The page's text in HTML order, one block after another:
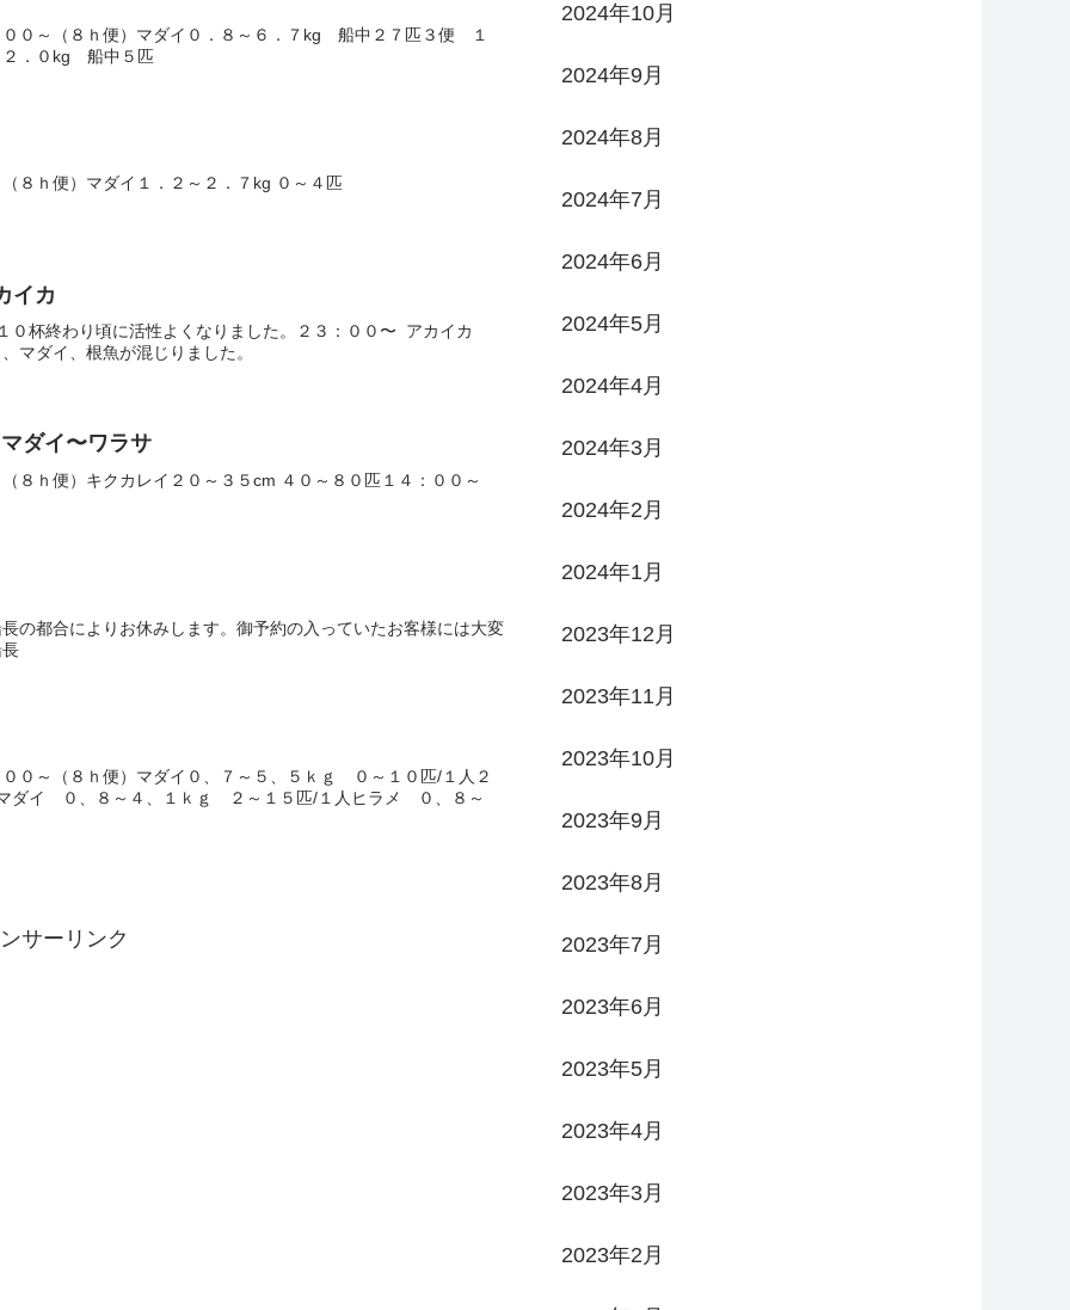
０～（８ｈ便）マダイ０．８～６．７kg 船中２７匹３便 １
．０kg 船中５匹
８ｈ便）マダイ１．２～２．７kg ０～４匹
イカ
０杯終わり頃に活性よくなりました。２３：００〜 アカイカ
マダイ、根魚が混じりました。
ダイ〜ワラサ
８ｈ便）キクカレイ２０～３５cm ４０～８０匹１４：００～
の都合によりお休みします。御予約の入っていたお客様には大変
０～（８ｈ便）マダイ０、７～５、５ｋｇ ０～１０匹/１人２
ダイ ０、８～４、１ｋｇ ２～１５匹/１人ヒラメ ０、８～
サーリンク
2024年10月
2024年9月
2024年8月
2024年7月
2024年6月
2024年5月
2024年4月
2024年3月
2024年2月
2024年1月
2023年12月
2023年11月
2023年10月
2023年9月
2023年8月
2023年7月
2023年6月
2023年5月
2023年4月
2023年3月
2023年2月